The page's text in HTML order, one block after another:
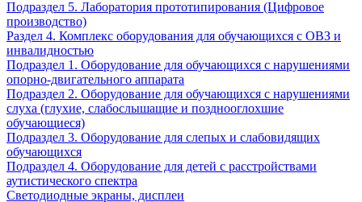
Подраздел 5. Лаборатория прототипирования (Цифровое
производство)
Раздел 4. Комплекс оборудования для обучающихся с ОВЗ и
инвалидностью
Подраздел 1. Оборудование для обучающихся с нарушениями
опорно-двигательного аппарата
Подраздел 2. Оборудование для обучающихся с нарушениями
слуха (глухие, слабослышащие и позднооглохшие
обучающиеся)
Подраздел 3. Оборудование для слепых и слабовидящих
обучающихся
Подраздел 4. Оборудование для детей с расстройствами
аутистического спектра
Светодиодные экраны, дисплеи